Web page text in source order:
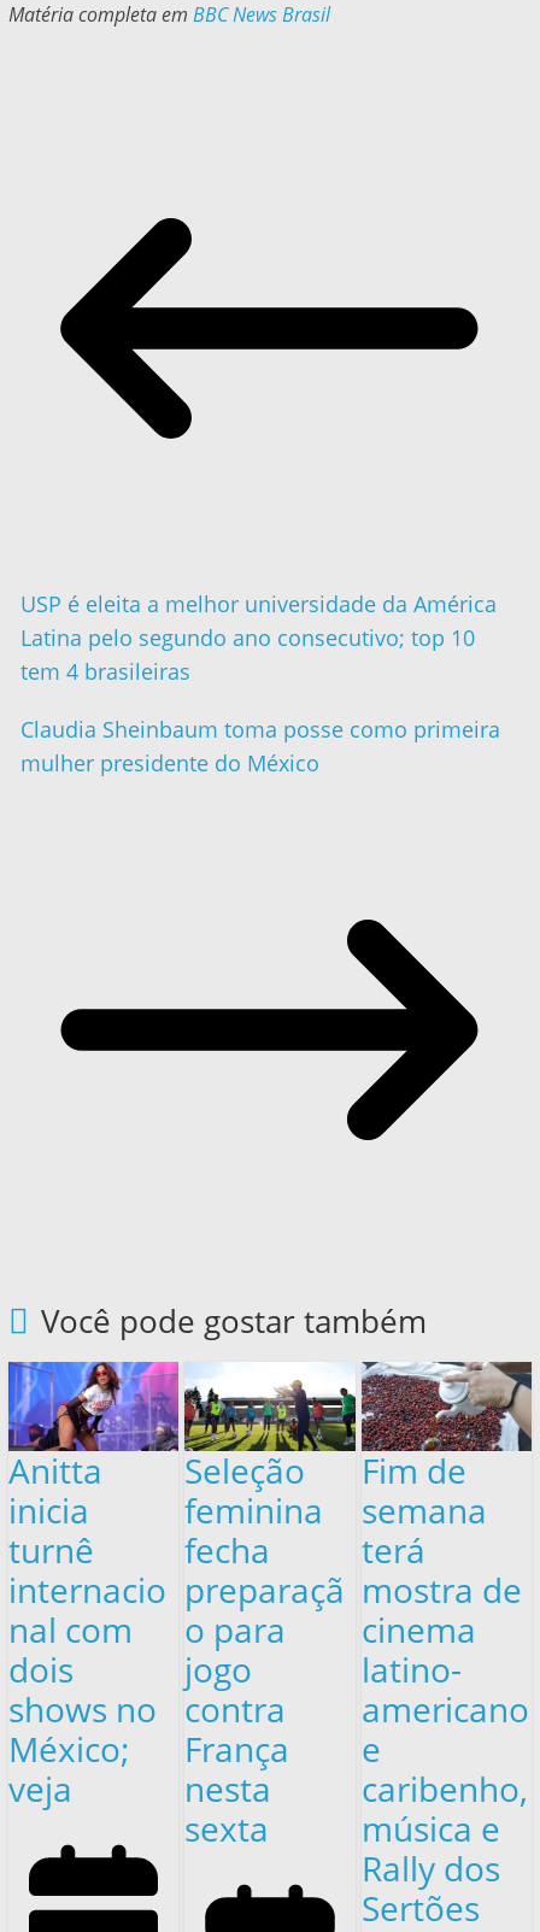
Matéria completa em BBC News Brasil
USP é eleita a melhor universidade da América
Latina pelo segundo ano consecutivo; top 10
tem 4 brasileiras
Claudia Sheinbaum toma posse como primeira
mulher presidente do México
Você pode gostar também
Anitta
inicia
turnê
internacio
nal com
dois
shows no
México;
veja
Seleção
feminina
fecha
preparaçã
o para
jogo
contra
França
nesta
sexta
Fim de
semana
terá
mostra de
cinema
latino-
americano
e
caribenho,
música e
Rally dos
Sertões